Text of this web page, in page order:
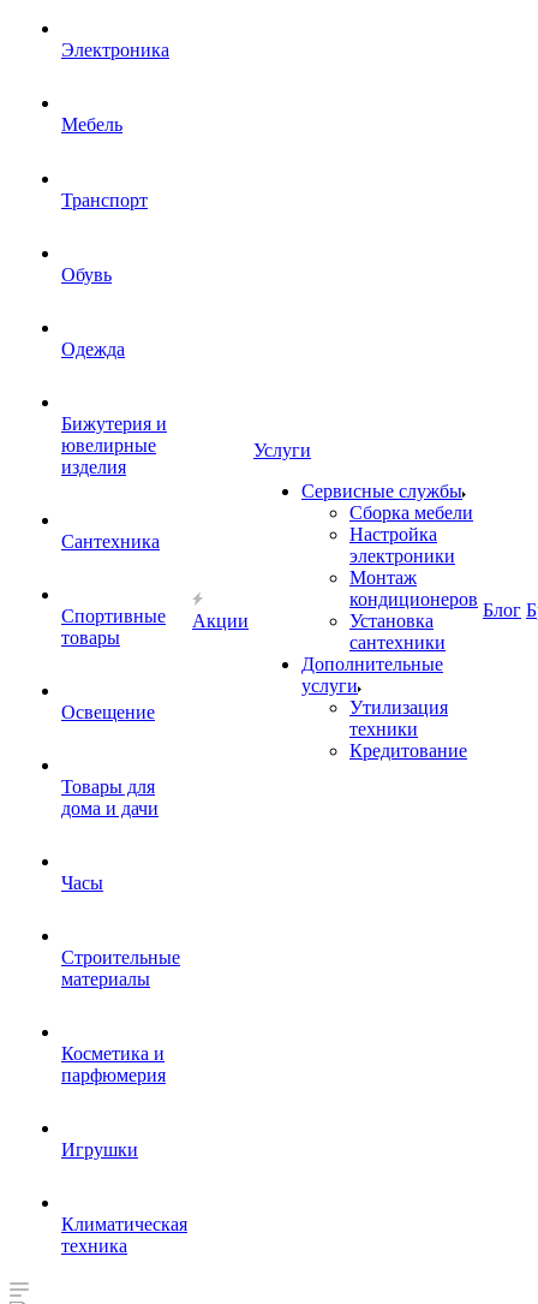
Электроника
Мебель
Транспорт
Обувь
Одежда
Бижутерия и
ювелирные
изделия
Сантехника
Спортивные
товары
Освещение
Товары для
дома и дачи
Часы
Строительные
материалы
Косметика и
парфюмерия
Игрушки
Климатическая
техника
Акции
Услуги
Сервисные службы
Сборка мебели
Настройка
электроники
Монтаж
кондиционеров
Установка
сантехники
Дополнительные
услуги
Утилизация
техники
Кредитование
Блог